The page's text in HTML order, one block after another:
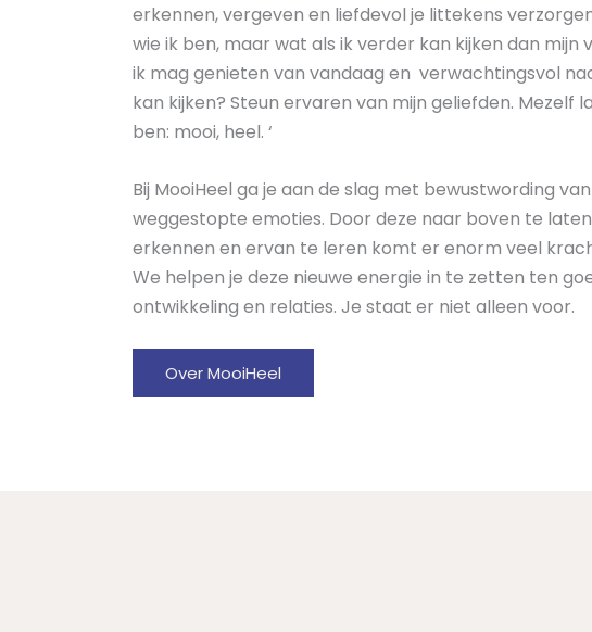
erkennen, vergeven en liefdevol je littekens
wie ik ben, maar wat als ik verder kan kijken dan mijn
ik mag genieten van vandaag en verwachtingsvol
kan kijken? Steun ervaren van mijn geliefden. Mezelf
ben: mooi, heel. ‘
Bij MooiHeel ga je aan de slag met bewustwording
weggestopte emoties. Door deze naar boven te
erkennen en ervan te leren komt er enorm veel
We helpen je deze nieuwe energie in te zetten ten
ontwikkeling en relaties. Je staat er niet alleen voor.
Over MooiHeel